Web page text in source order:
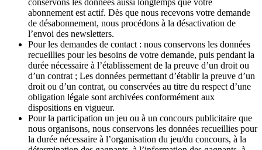
abonnement est actif. Dès que nous recevons votre demande
de désabonnement, nous procédons à la désactivation de
l’envoi des newsletters.
Pour les demandes de contact : nous conservons les données
recueillies pour les besoins de votre demande, puis pendant la
durée nécessaire à l’établissement de la preuve d’un droit ou
d’un contrat ; Les données permettant d’établir la preuve d’un
droit ou d’un contrat, ou conservées au titre du respect d’une
obligation légale sont archivées conformément aux
dispositions en vigueur.
Pour la participation un jeu ou à un concours publicitaire que
nous organisons, nous conservons les données recueillies pour
la durée nécessaire à l’organisation du jeu/du concours, à la